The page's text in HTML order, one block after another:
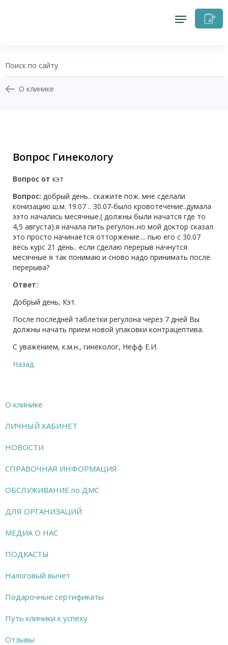
О клинике
Вопрос Гинекологу
Вопрос от кэт
Вопрос: добрый день.. скажите пож. мне сделали
конизацию ш.м. 19.07 .. 30.07-было кровотечение..думала
ээто начались месячные.( должны были начатся где то
4,5 августа).я начала пить регулон..но мой доктор сказал
это просто начинается отторжение.... пью его с 30.07
весь курс 21 день.. если сделаю перерыв начнутся
месячные я так понимаю и сново надо принимать после
перерыва?
Ответ:
Добрый день, Кэт.
После последней таблетки регулона через 7 дней Вы
должны начать прием новой упаковки контрацептива.
С уважением, к.м.н., гинеколог, Нефф Е.И.
Назад
О клинике
ЛИЧНЫЙ КАБИНЕТ
НОВОСТИ
СПРАВОЧНАЯ ИНФОРМАЦИЯ
ОБСЛУЖИВАНИЕ по ДМС
ДЛЯ ОРГАНИЗАЦИЙ
МЕДИА О НАС
ПОДКАСТЫ
Налоговый вычет
Подарочные сертификаты
Путь клиники к успеху
Отзывы
Личный кабинет